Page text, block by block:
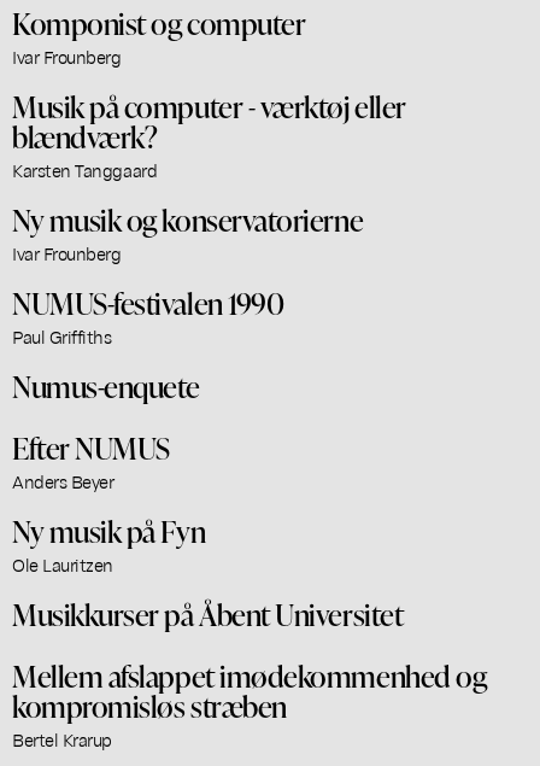
Komponist og computer
Ivar Frounberg
Musik på computer - værktøj eller
blændværk?
Karsten Tanggaard
Ny musik og konservatorierne
Ivar Frounberg
NUMUS-festivalen 1990
Paul Griffiths
Numus-enquete
Efter NUMUS
Anders Beyer
Ny musik på Fyn
Ole Lauritzen
Musikkurser på Åbent Universitet
Mellem afslappet imødekommenhed og
kompromisløs stræben
Bertel Krarup